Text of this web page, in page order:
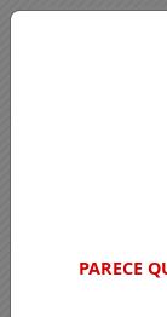
PARECE